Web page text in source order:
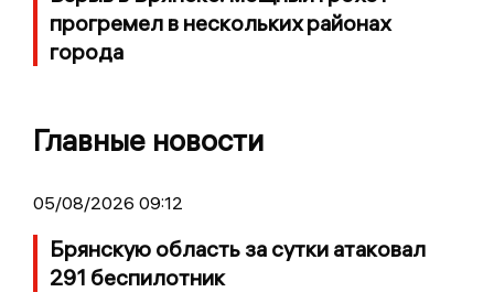
прогремел в нескольких районах
города
Главные новости
05/08/2026 09:12
Брянскую область за сутки атаковал
291 беспилотник